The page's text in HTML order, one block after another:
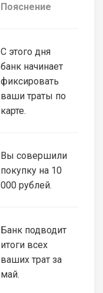
Пояснение
С этого дня
банк начинает
фиксировать
ваши траты по
карте.
Вы совершили
покупку на 10
000 рублей.
Банк подводит
итоги всех
ваших трат за
май.